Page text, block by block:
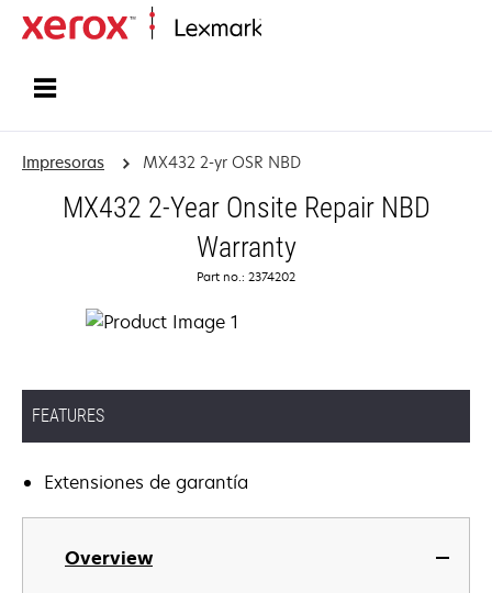
Impresoras MX432 2-yr OSR NBD
MX432 2-Year Onsite Repair NBD
Warranty
Part no.: 2374202
FEATURES
Extensiones de garantía
Overview